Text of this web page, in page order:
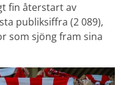
fin återstart av
publiksiffra (2 089),
som sjöng fram sina